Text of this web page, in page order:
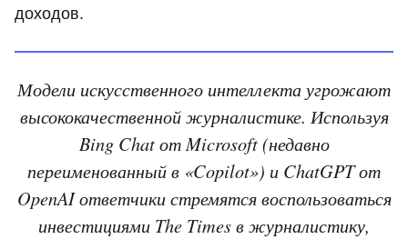
доходов.
Модели искусственного интеллекта угрожают
высококачественной журналистике. Используя
Bing Chat от Microsoft (недавно
переименованный в «Copilot») и ChatGPT от
OpenAI ответчики стремятся воспользоваться
инвестициями The Times в журналистику,